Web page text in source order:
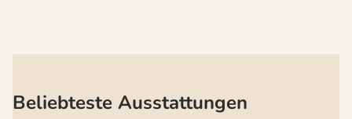
Beliebteste Ausstattungen